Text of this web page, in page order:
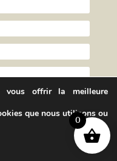
vous offrir la meilleure
que nous utilisons ou
0